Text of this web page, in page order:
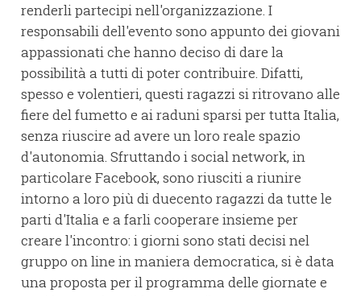
renderli partecipi nell'organizzazione. I
responsabili dell'evento sono appunto dei giovani
appassionati che hanno deciso di dare la
possibilità a tutti di poter contribuire. Difatti,
spesso e volentieri, questi ragazzi si ritrovano alle
fiere del fumetto e ai raduni sparsi per tutta Italia,
senza riuscire ad avere un loro reale spazio
d'autonomia. Sfruttando i social network, in
particolare Facebook, sono riusciti a riunire
intorno a loro più di duecento ragazzi da tutte le
parti d'Italia e a farli cooperare insieme per
creare l'incontro: i giorni sono stati decisi nel
gruppo on line in maniera democratica, si è data
una proposta per il programma delle giornate e